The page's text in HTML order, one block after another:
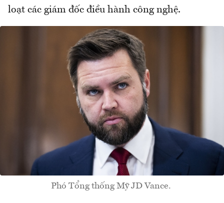
loạt các giám đốc điều hành công nghệ.
Phó Tổng thống Mỹ JD Vance.